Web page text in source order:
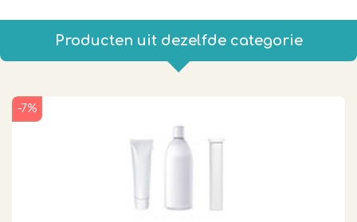
Producten uit dezelfde categorie
-7%